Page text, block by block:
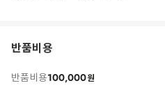
반품비용
반품비용100,000원